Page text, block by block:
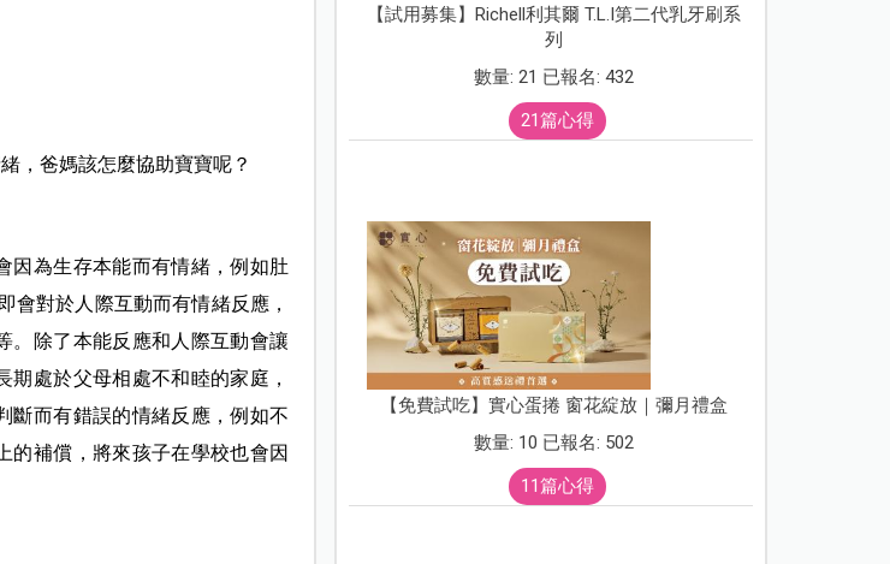
，爸媽該怎麼協助寶寶呢？
因為生存本能而有情緒，例如肚
會對於人際互動而有情緒反應，
。除了本能反應和人際互動會讓
處於父母相處不和睦的家庭，
斷而有錯誤的情緒反應，例如不
的補償，將來孩子在學校也會因
【試用募集】Richell利其爾 T.L.I第二代乳牙刷系
列
數量: 21 已報名: 432
21篇心得
【免費試吃】實心蛋捲 窗花綻放｜彌月禮盒
數量: 10 已報名: 502
11篇心得